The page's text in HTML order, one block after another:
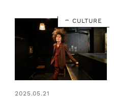
CULTURE
2025.05.21